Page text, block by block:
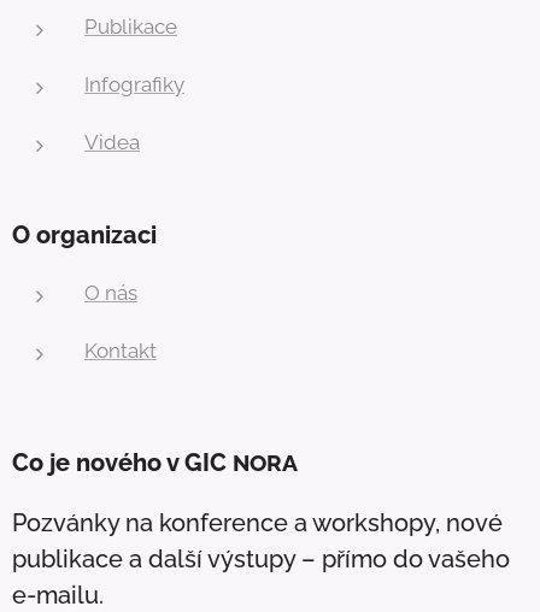
Publikace
Infografiky
Videa
O organizaci
O nás
Kontakt
Co je nového v GIC NORA
Pozvánky na konference a workshopy, nové
publikace a další výstupy – přímo do vašeho
e-mailu.